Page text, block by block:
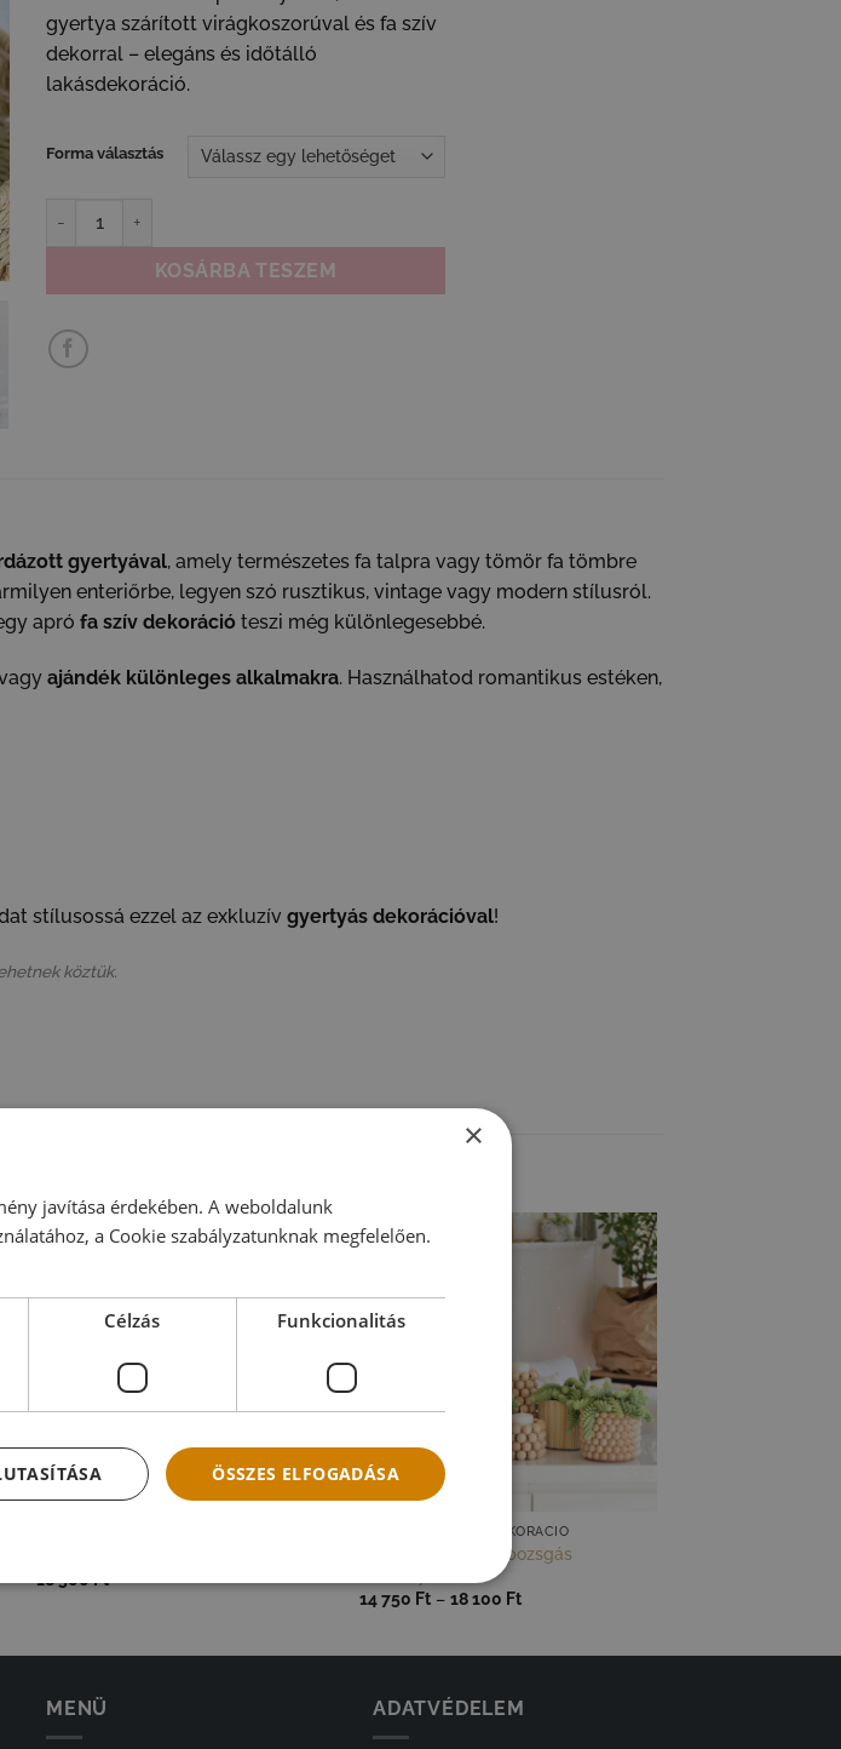
-
9
gyertya szárított virágkoszorúval és fa szív
dekorral – elegáns és időtálló
lakásdekoráció.
Forma választás
KOSÁRBA TESZEM
gyertyával, amely természetes fa talpra vagy tömör fa tömbre
enteriőrbe, legyen szó rusztikus, vintage vagy modern stílusról.
apró fa szív dekoráció teszi még különlegesebbé.
ajándék különleges alkalmakra. Használhatod romantikus estéken,
stílusossá ezzel az exkluzív gyertyás dekorációval!
köztük.
18 500Ft
ÁLTALÁNOS LAKÁSDEKORÁCIÓ
Különleges kaspó pozsgás
14 750 Ft – 18 100 FtÁrtartomány:
MENÜ ADATVÉDELEM
×
javítása érdekében. A weboldalunk
a Cookie szabályzatunknak megfelelően.
Célzás Funkcionalitás
ÖSSZES ELFOGADÁSA